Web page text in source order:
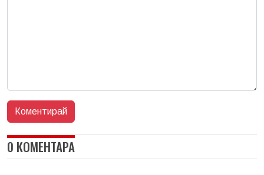
0 КОМЕНТАРА